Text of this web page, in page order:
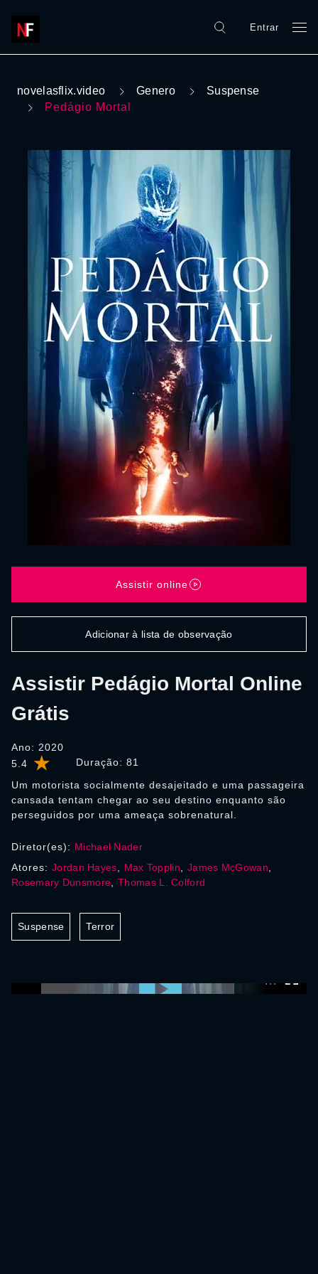
Entrar
novelasflix.video Genero
Suspense
Pedágio Mortal
5.4 Duração: 81
Assistir Pedágio Mortal Online
Grátis
Ano: 2020
Um motorista socialmente desajeitado e uma passageira
cansada tentam chegar ao seu destino enquanto são
perseguidos por uma ameaça sobrenatural.
Assistir online
Adicionar à lista de observação
Diretor(es): Michael Nader
Atores: Jordan Hayes Max Topplin James McGowan
Rosemary Dunsmore ,Thomas L. Colford
Suspense Terror